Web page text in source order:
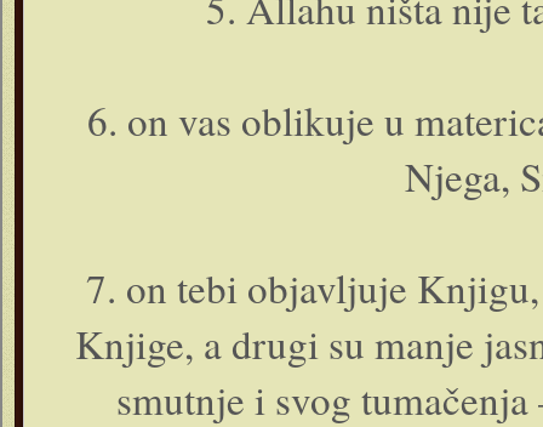
6. o­n vas oblikuje u
Njega,
7. o­n tebi objavljuje
Knjige, a drugi su manje
smutnje i svog